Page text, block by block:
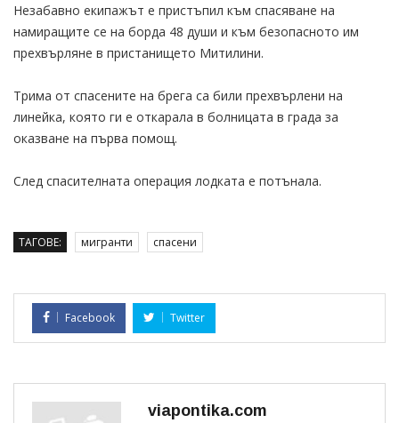
Незабавно екипажът е пристъпил към спасяване на
намиращите се на борда 48 души и към безопасното им
прехвърляне в пристанището Митилини.
Трима от спасените на брега са били прехвърлени на
линейка, която ги е откарала в болницата в града за
оказване на първа помощ.
След спасителната операция лодката е потънала.
ТАГОВЕ: мигранти спасени
Facebook Twitter
viapontika.com